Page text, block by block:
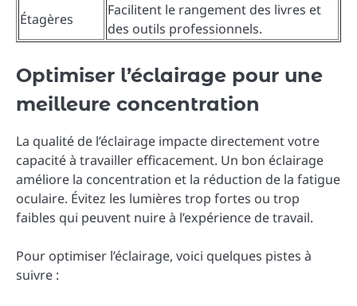
Étagères
Facilitent le rangement des livres et
des outils professionnels.
Optimiser l’éclairage pour une
meilleure concentration
La qualité de l’éclairage impacte directement votre
capacité à travailler efficacement. Un bon éclairage
améliore la concentration et la réduction de la fatigue
oculaire. Évitez les lumières trop fortes ou trop
faibles qui peuvent nuire à l’expérience de travail.
Pour optimiser l’éclairage, voici quelques pistes à
suivre :